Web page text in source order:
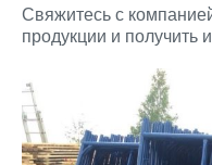
Свяжитесь с
продукции и получить